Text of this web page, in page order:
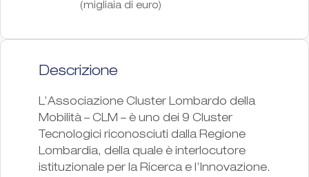
(migliaia di euro)
Descrizione
L’Associazione Cluster Lombardo della
Mobilità – CLM – è uno dei 9 Cluster
Tecnologici riconosciuti dalla Regione
Lombardia, della quale è interlocutore
istituzionale per la Ricerca e l’Innovazione.